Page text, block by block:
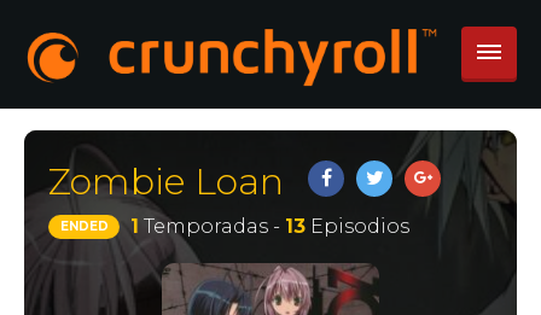
Zombie Loan
ENDED 1 Temporadas - 13Episodios